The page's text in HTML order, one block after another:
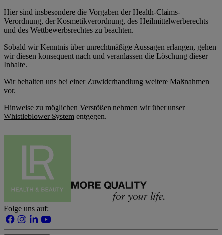
Hier sind insbesondere die Vorgaben der Health-Claims-
Verordnung, der Kosmetikverordnung, des Heilmittelwerberechts
und des Wettbewerbsrechtes zu beachten.
Sobald wir Kenntnis über unrechtmäßige Aussagen erlangen, gehen
wir diesen konsequent nach und veranlassen die Löschung dieser
Inhalte.
Wir behalten uns bei einer Zuwiderhandlung weitere Maßnahmen
vor.
Hinweise zu möglichen Verstößen nehmen wir über unser
Whistleblower System entgegen.
Folge uns auf: